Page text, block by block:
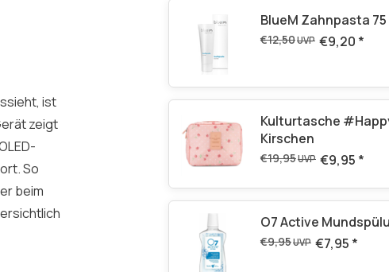
ist
zeigt
So
beim
BlueM Zahnpasta 75
€12,50UVP €9,20 *
Kulturtasche
Kirschen
€19,95UVP €9,95 *
O7 Active
€9,95UVP €7,95 *